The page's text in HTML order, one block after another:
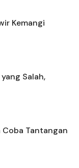
Kemangi
Salah,
Tantangan